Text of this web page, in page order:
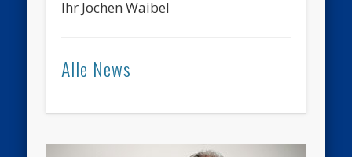
Ihr Jochen Waibel
Alle News